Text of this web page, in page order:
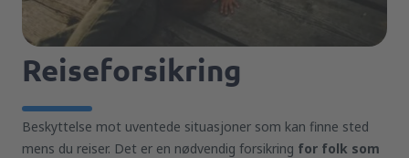
Reiseforsikring
Beskyttelse mot uventede situasjoner som kan finne sted
mens du reiser. Det er en nødvendig forsikring for folk som